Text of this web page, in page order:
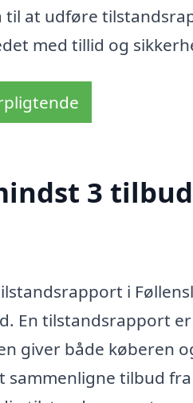
at udføre
med tillid og
3
i
En tilstandsrapport
giver både køberen
sammenligne tilbud